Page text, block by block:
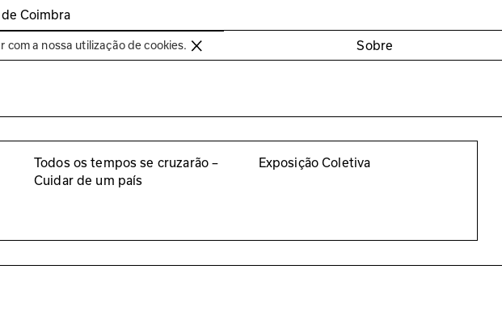
Coimbra
Bienal de Coimbra Sobre
a nossa utilização de cookies.
Todos os tempos se cruzarão –
Cuidar de um país
Exposição Coletiva